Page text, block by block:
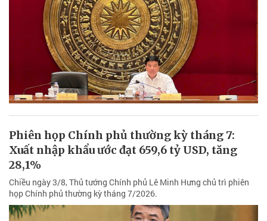
Phiên họp Chính phủ thường kỳ tháng 7:
Xuất nhập khẩu ước đạt 659,6 tỷ USD, tăng
28,1%
Chiều ngày 3/8, Thủ tướng Chính phủ Lê Minh Hưng chủ trì phiên
họp Chính phủ thường kỳ tháng 7/2026.